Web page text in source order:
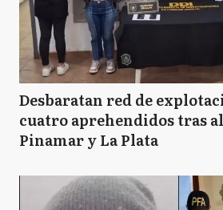
Desbaratan red de
cuatro aprehendidos tras
Pinamar y La Plata